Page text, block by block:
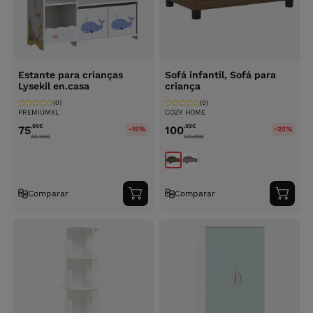
Estante para crianças
Lysekil en.casa
PREMIUMXL
(0)
75,99€
90.99€
-15%
Comparar
Adicionar
ao
Sofá infantil, Sofá para
criança
COZY HOME
(0)
100,99€
141.99€
-25%
Comparar
ao